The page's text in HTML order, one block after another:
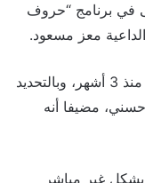
في برنامج “حروف
الداعية معز مسعود.
حيث قال حينها إنه لم يتحدث مع ابنته حلا منذ 3 أشهر، وبالتحديد
مضيفا أنه
غير مباشر